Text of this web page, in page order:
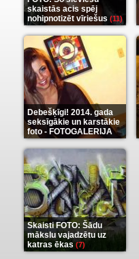
skaistās acis spēj
nohipnotizēt vīriešus (11)
Debešķīgi! 2014. gada
seksīgākie un karstākie
foto - FOTOGALERIJA
(9)
Skaisti FOTO: Šādu
mākslu vajadzētu uz
katras ēkas(7)